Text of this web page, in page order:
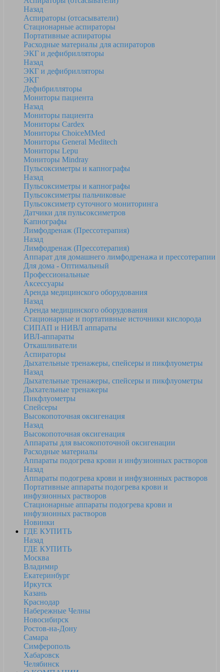
Назад
Аспираторы (отсасыватели)
Стационарные аспираторы
Портативные аспираторы
Расходные материалы для аспираторов
ЭКГ и дефибрилляторы
Назад
ЭКГ и дефибрилляторы
ЭКГ
Дефибрилляторы
Мониторы пациента
Назад
Мониторы пациента
Мониторы Cardex
Мониторы ChoiceMMed
Мониторы General Meditech
Мониторы Lepu
Мониторы Mindray
Пульсоксиметры и капнографы
Назад
Пульсоксиметры и капнографы
Пульсоксиметры пальчиковые
Пульсоксиметр суточного мониторинга
Датчики для пульсоксиметров
Kапнографы
Лимфодренаж (Прессотерапия)
Назад
Лимфодренаж (Прессотерапия)
Аппарат для домашнего лимфодренажа и прессотерапии
Для дома - Оптимальный
Профессиональные
Аксессуары
Аренда медицинского оборудования
Назад
Аренда медицинского оборудования
Стационарные и портативные источники кислорода
СИПАП и НИВЛ аппараты
ИВЛ-аппараты
Откашливатели
Аспираторы
Дыхательные тренажеры, спейсеры и пикфлуометры
Назад
Дыхательные тренажеры, спейсеры и пикфлуометры
Дыхательные тренажеры
Пикфлуометры
Спейсеры
Высокопоточная оксигенация
Назад
Высокопоточная оксигенация
Аппараты для высокопоточной оксигенации
Расходные материалы
Аппараты подогрева крови и инфузионных растворов
Назад
Аппараты подогрева крови и инфузионных растворов
Портативные аппараты подогрева крови и
инфузионных растворов
Стационарные аппараты подогрева крови и
инфузионных растворов
Новинки
ГДЕ КУПИТЬ
Назад
ГДЕ КУПИТЬ
Москва
Владимир
Екатеринбург
Иркутск
Казань
Краснодар
Набережные Челны
Новосибирск
Ростов-на-Дону
Самара
Симферополь
Хабаровск
Челябинск